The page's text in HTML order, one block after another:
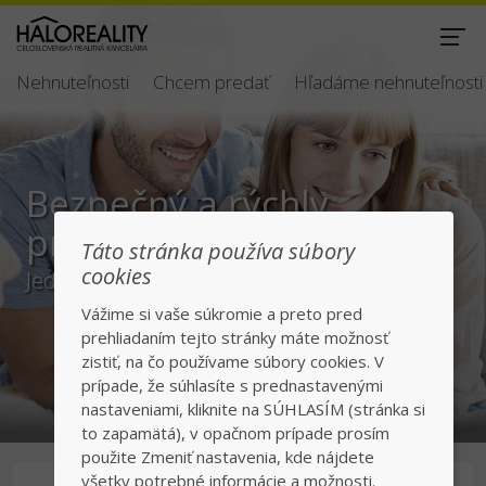
Nehnuteľnosti Chcem predať Hľadáme nehnuteľnosti
Bezpečný a rýchly
predaj/kúpa
Jednotka v realitách na slovenskom trhu
Táto stránka používa súbory
cookies
Vážime si vaše súkromie a preto pred
prehliadaním tejto stránky máte možnosť
zistiť, na čo používame súbory cookies. V
prípade, že súhlasíte s prednastavenými
nastaveniami, kliknite na SÚHLASÍM (stránka si
to zapamätá), v opačnom prípade prosím
použite Zmeniť nastavenia, kde nájdete
všetky potrebné informácie a možnosti.